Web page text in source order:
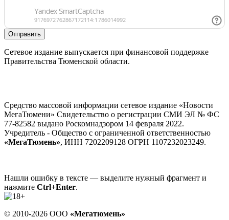
Отправить
Сетевое издание выпускается при финансовой поддержке
Правительства Тюменской области.
Средство массовой информации сетевое издание «Новости
МегаТюмени» Свидетельство о регистрации СМИ ЭЛ № ФС
77-82582 выдано Роскомнадзором 14 февраля 2022.
Учредитель - Общество с ограниченной ответственностью
«МегаТюмень», ИНН 7202209128 ОГРН 1107232023249.
Нашли ошибку в тексте — выделите нужный фрагмент и
нажмите Ctrl+Enter.
© 2010-2026 ООО «Мегатюмень»